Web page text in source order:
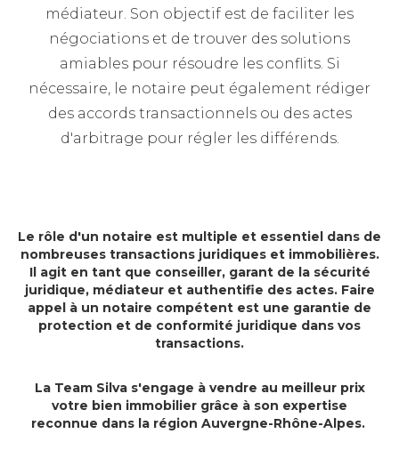
médiateur. Son objectif est de faciliter les
négociations et de trouver des solutions
amiables pour résoudre les conflits. Si
nécessaire, le notaire peut également rédiger
des accords transactionnels ou des actes
d'arbitrage pour régler les différends.
Le rôle d'un notaire est multiple et essentiel dans de
nombreuses transactions juridiques et immobilières.
Il agit en tant que conseiller, garant de la sécurité
juridique, médiateur et authentifie des actes. Faire
appel à un notaire compétent est une garantie de
protection et de conformité juridique dans vos
transactions.
La Team Silva s'engage à vendre au meilleur prix
votre bien immobilier grâce à son expertise
reconnue dans la région Auvergne-Rhône-Alpes.